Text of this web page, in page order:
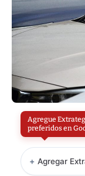
Agregue
preferidos en
+ Agregar